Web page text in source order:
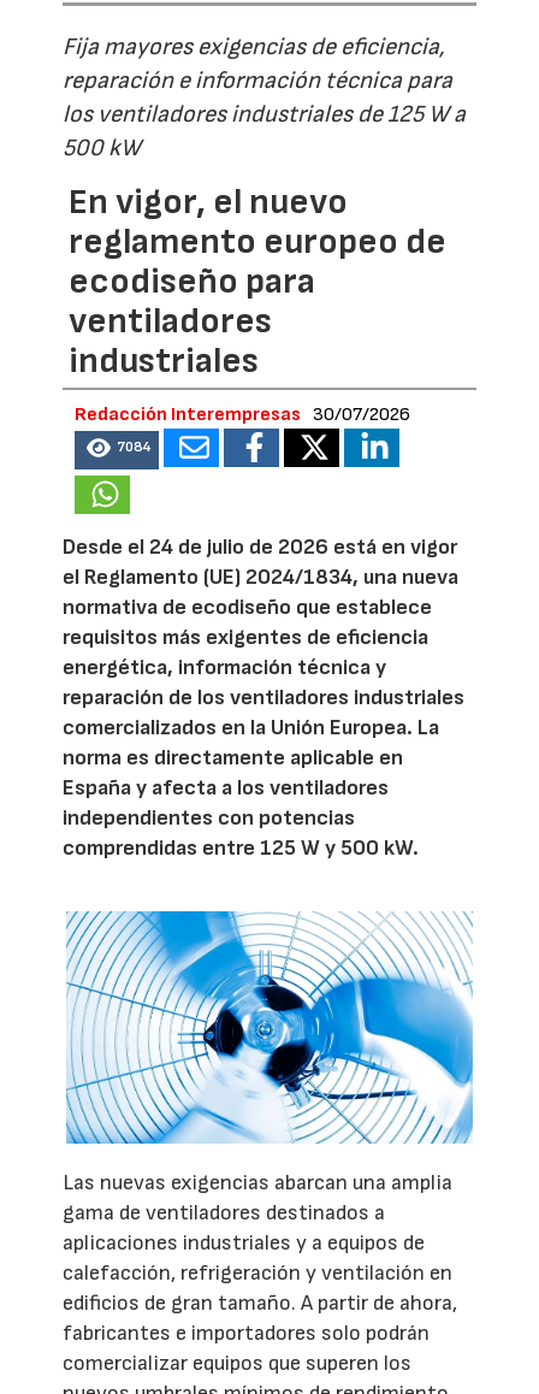
Fija mayores exigencias de eficiencia,
reparación e información técnica para
los ventiladores industriales de 125 W a
500 kW
En vigor, el nuevo
reglamento europeo de
ecodiseño para
ventiladores
industriales
Redacción Interempresas 30/07/2026
7084
Desde el 24 de julio de 2026 está en vigor
el Reglamento (UE) 2024/1834, una nueva
normativa de ecodiseño que establece
requisitos más exigentes de eficiencia
energética, información técnica y
reparación de los ventiladores industriales
comercializados en la Unión Europea. La
norma es directamente aplicable en
España y afecta a los ventiladores
independientes con potencias
comprendidas entre 125 W y 500 kW.
Las nuevas exigencias abarcan una amplia
gama de ventiladores destinados a
aplicaciones industriales y a equipos de
calefacción, refrigeración y ventilación en
edificios de gran tamaño. A partir de ahora,
fabricantes e importadores solo podrán
comercializar equipos que superen los